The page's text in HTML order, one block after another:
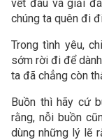
vết đau và giải
chúng ta quên đi
Trong tình yêu,
sớm rời đi để
ta đã chẳng còn
Buồn thì hãy cứ
rằng, nỗi buồn
dùng những lý lẽ